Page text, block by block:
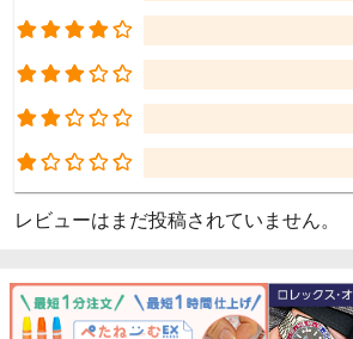
レビューはまだ投稿されていません。